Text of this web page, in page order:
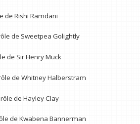
de Rishi Ramdani
de Sweetpea Golightly
de Sir Henry Muck
de Whitney Halberstram
de Hayley Clay
de Kwabena Bannerman